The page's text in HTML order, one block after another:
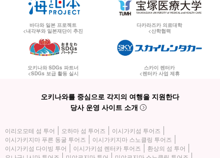
바다와 일본 프로젝트
<내각부와 일본재단이 추진
다카라즈카 의료대학
<산학협력
오키나와 SDGs 파트너
<SDGs 보급 활동 실시
스카이 렌터카
<렌터카 사업 제휴
오키나와를 중심으로 각지의 여행을 지원한다
당사 운영 사이트 소개
이리오모테 섬 투어 오하마 섬 투어즈
이시가키섬 투어즈
이시가키지마 푸른 동굴 투어즈
이시가키지마 스노클링 투어즈
이시가키섬 다이빙 투어
이시가키섬 렌터카 투어즈
환상의 섬 투어